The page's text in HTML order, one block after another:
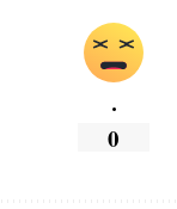
.
0